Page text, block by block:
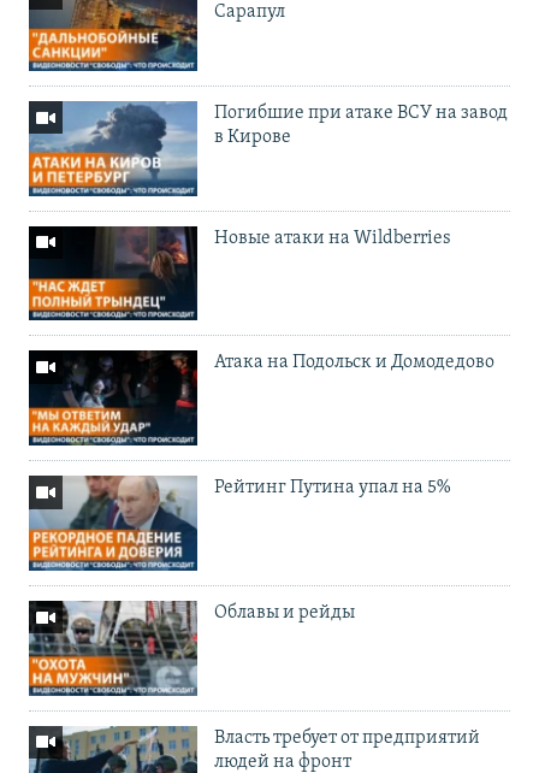
Сарапул
Погибшие при атаке ВСУ на завод
в Кирове
Новые атаки на Wildberries
Атака на Подольск и Домодедово
Рейтинг Путина упал на 5%
Облавы и рейды
Власть требует от предприятий
людей на фронт